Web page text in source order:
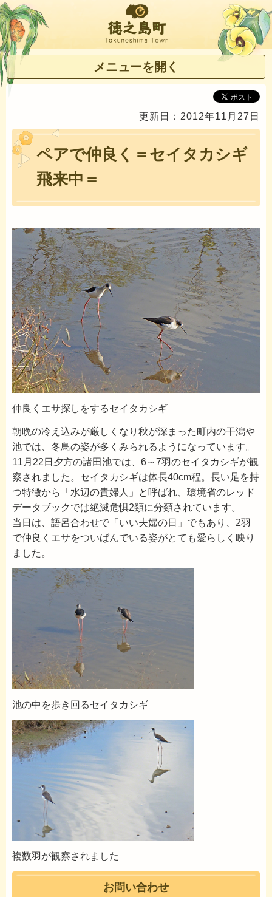
徳之島町
メニューを開く
更新日：2012年11月27日
ペアで仲良く＝セイタカシギ
飛来中＝
仲良くエサ探しをするセイタカシギ
朝晩の冷え込みが厳しくなり秋が深まった町内の干潟や
池では、冬鳥の姿が多くみられるようになっています。
11月22日夕方の諸田池では、6～7羽のセイタカシギが観
察されました。セイタカシギは体長40cm程。長い足を持
つ特徴から「水辺の貴婦人」と呼ばれ、環境省のレッド
データブックでは絶滅危惧2類に分類されています。
当日は、語呂合わせで「いい夫婦の日」でもあり、2羽
で仲良くエサをついばんでいる姿がとても愛らしく映り
ました。
池の中を歩き回るセイタカシギ
複数羽が観察されました
お問い合わせ